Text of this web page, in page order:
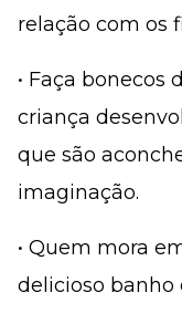
relação com os
• Faça bonecos
criança
que são
imaginação.
• Quem mora
delicioso banho